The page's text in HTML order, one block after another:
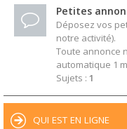
Petites
Déposez vos
notre activité).
Toute annonce
automatique 1
Sujets : 1
QUI EST EN LIGNE